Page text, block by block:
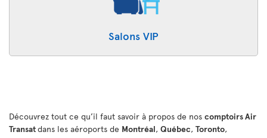
Salons VIP
Découvrez tout ce qu’il faut savoir à propos de nos comptoirs Air
Transatdans les aéroports de Montréal, Québec, Toronto,